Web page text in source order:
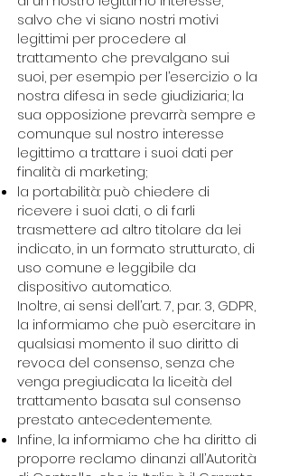
salvo che vi siano nostri motivi
legittimi per procedere al
trattamento che prevalgano sui
suoi, per esempio per l’esercizio o la
nostra difesa in sede giudiziaria; la
sua opposizione prevarrà sempre e
comunque sul nostro interesse
legittimo a trattare i suoi dati per
finalità di marketing;
la portabilità: può chiedere di
ricevere i suoi dati, o di farli
trasmettere ad altro titolare da lei
indicato, in un formato strutturato, di
uso comune e leggibile da
dispositivo automatico.
Inoltre, ai sensi dell’art. 7, par. 3, GDPR,
la informiamo che può esercitare in
qualsiasi momento il suo diritto di
revoca del consenso, senza che
venga pregiudicata la liceità del
trattamento basata sul consenso
prestato antecedentemente.
Infine, la informiamo che ha diritto di
proporre reclamo dinanzi all’Autorità